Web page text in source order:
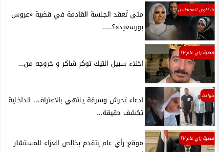
شكاوي المواطنين
متى تُعقد الجلسة القادمة في قضية «عروس
بورسعيد»؟.....
قضية راي عام TV
اخلاء سبيل التيك توكر شاكر و خروجه من...
حوادث
ادعاء تحرش وسرقة ينتهي بالاعتراف.. الداخلية
تكشف حقيقة...
قضية راي عام TV
موقع رأي عام يتقدم بخالص العزاء للمستشار